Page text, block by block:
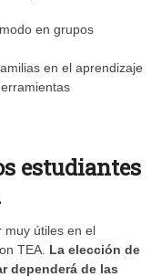
en grupos
en el aprendizaje
estudiantes
muy útiles en el
TEA. La elección de
dependerá de las